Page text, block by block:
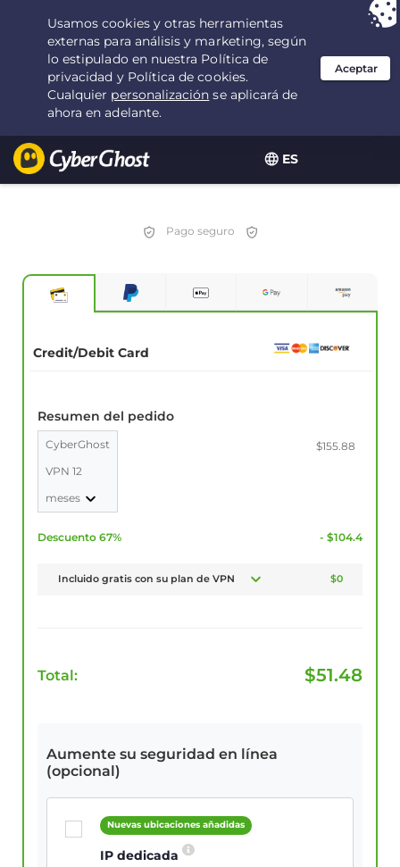
ES
Tu elección:la mejor ofertadurante 3.3333333333333 años por $
2.23 /mes
Pago seguro
Credit/Debit Card
Resumen del pedido
CyberGhost
VPN 12
meses
$155.88
Descuento 67% - $104.4
Incluido gratis con su plan de VPN $0
Total: $51.48
Aumente su seguridad en línea
(opcional)
Nuevas ubicaciones añadidas
IP dedicada